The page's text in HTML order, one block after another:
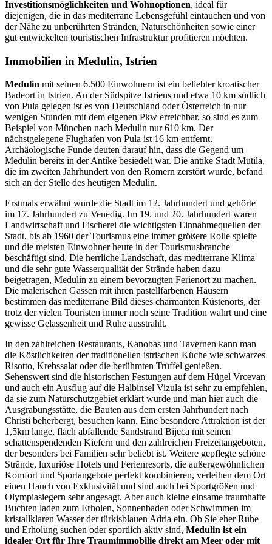
Investitionsmöglichkeiten und Wohnoptionen, ideal für
diejenigen, die in das mediterrane Lebensgefühl eintauchen und von
der Nähe zu unberührten Stränden, Naturschönheiten sowie einer
gut entwickelten touristischen Infrastruktur profitieren möchten.
Immobilien in Medulin, Istrien
Medulin mit seinen 6.500 Einwohnern ist ein beliebter kroatischer
Badeort in Istrien. An der Südspitze Istriens und etwa 10 km südlich
von Pula gelegen ist es von Deutschland oder Österreich in nur
wenigen Stunden mit dem eigenen Pkw erreichbar, so sind es zum
Beispiel von München nach Medulin nur 610 km. Der
nächstgelegene Flughafen von Pula ist 16 km entfernt.
Archäologische Funde deuten darauf hin, dass die Gegend um
Medulin bereits in der Antike besiedelt war. Die antike Stadt Mutila,
die im zweiten Jahrhundert von den Römern zerstört wurde, befand
sich an der Stelle des heutigen Medulin.
Erstmals erwähnt wurde die Stadt im 12. Jahrhundert und gehörte
im 17. Jahrhundert zu Venedig. Im 19. und 20. Jahrhundert waren
Landwirtschaft und Fischerei die wichtigsten Einnahmequellen der
Stadt, bis ab 1960 der Tourismus eine immer größere Rolle spielte
und die meisten Einwohner heute in der Tourismusbranche
beschäftigt sind. Die herrliche Landschaft, das mediterrane Klima
und die sehr gute Wasserqualität der Strände haben dazu
beigetragen, Medulin zu einem bevorzugten Ferienort zu machen.
Die malerischen Gassen mit ihren pastellfarbenen Häusern
bestimmen das mediterrane Bild dieses charmanten Küstenorts, der
trotz der vielen Touristen immer noch seine Tradition wahrt und eine
gewisse Gelassenheit und Ruhe ausstrahlt.
In den zahlreichen Restaurants, Kanobas und Tavernen kann man
die Köstlichkeiten der traditionellen istrischen Küche wie schwarzes
Risotto, Krebssalat oder die berühmten Trüffel genießen.
Sehenswert sind die historischen Festungen auf dem Hügel Vrcevan
und auch ein Ausflug auf die Halbinsel Vizula ist sehr zu empfehlen,
da sie zum Naturschutzgebiet erklärt wurde und man hier auch die
Ausgrabungsstätte, die Bauten aus dem ersten Jahrhundert nach
Christi beherbergt, besuchen kann. Eine besondere Attraktion ist der
1,5km lange, flach abfallende Sandstrand Bijeca mit seinen
schattenspendenden Kiefern und den zahlreichen Freizeitangeboten,
der besonders bei Familien sehr beliebt ist. Weitere gepflegte schöne
Strände, luxuriöse Hotels und Ferienresorts, die außergewöhnlichen
Komfort und Sportangebote perfekt kombinieren, verleihen dem Ort
einen Hauch von Exklusivität und sind auch bei Sportgrößen und
Olympiasiegern sehr angesagt. Aber auch kleine einsame traumhafte
Buchten laden zum Erholen, Sonnenbaden oder Schwimmen im
kristallklaren Wasser der türkisblauen Adria ein. Ob Sie eher Ruhe
und Erholung suchen oder sportlich aktiv sind, Medulin ist ein
idealer Ort für Ihre Traumimmobilie direkt am Meer oder mit